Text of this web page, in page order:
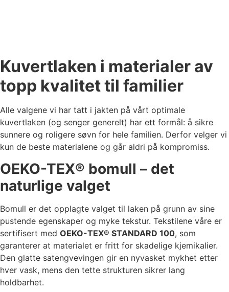
Kuvertlaken i materialer av
topp kvalitet til familier
Alle valgene vi har tatt i jakten på vårt optimale
kuvertlaken (og senger generelt) har ett formål: å sikre
sunnere og roligere søvn for hele familien. Derfor velger vi
kun de beste materialene og går aldri på kompromiss.
OEKO-TEX® bomull – det
naturlige valget
Bomull er det opplagte valget til laken på grunn av sine
pustende egenskaper og myke tekstur. Tekstilene våre er
sertifisert med OEKO-TEX® STANDARD 100, som
garanterer at materialet er fritt for skadelige kjemikalier.
Den glatte satengvevingen gir en nyvasket mykhet etter
hver vask, mens den tette strukturen sikrer lang
holdbarhet.